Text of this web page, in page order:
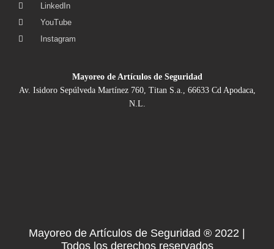
LinkedIn
YouTube
Instagram
Mayoreo de Artículos de Seguridad
Av. Isidoro Sepúlveda Martínez 760, Titan S.a., 66633 Cd Apodaca,
N.L.
Mayoreo de Artículos de Seguridad ® 2022 |
Todos los derechos reservados